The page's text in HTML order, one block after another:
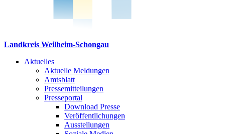
Landkreis Weilheim-Schongau
Aktuelles
Aktuelle Meldungen
Amtsblatt
Pressemitteilungen
Presseportal
Download Presse
Veröffentlichungen
Ausstellungen